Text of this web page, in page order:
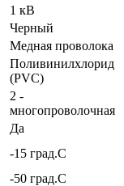
1 кВ
Черный
Медная проволока
Поливинилхлорид
(PVC)
2 -
многопроволочная
Да
-15 град.C
-50 град.C